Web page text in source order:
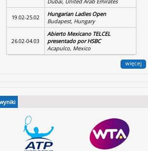
19.02-25.02
Hungarian Ladies Open
Budapest, Hungary
26.02-04.03
Abierto Mexicano TELCEL
presentado por HSBC
Acapulco, Mexico
więcej